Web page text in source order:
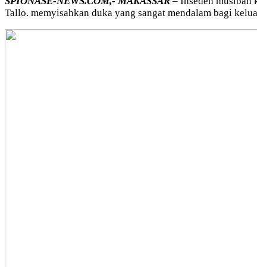
Tallo. memyisahkan duka yang sangat mendalam bagi